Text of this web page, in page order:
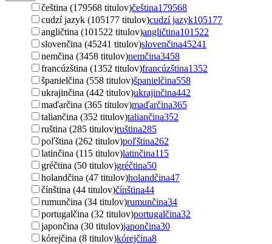
čeština (179568 titulov)čeština179568
cudzí jazyk (105177 titulov)cudzí jazyk105177
angličtina (101522 titulov)angličtina101522
slovenčina (45241 titulov)slovenčina45241
nemčina (3458 titulov)nemčina3458
francúzština (1352 titulov)francúzština1352
španielčina (558 titulov)španielčina558
ukrajinčina (442 titulov)ukrajinčina442
maďarčina (365 titulov)maďarčina365
taliančina (352 titulov)taliančina352
ruština (285 titulov)ruština285
poľština (262 titulov)poľština262
latinčina (115 titulov)latinčina115
gréčtina (50 titulov)gréčtina50
holandčina (47 titulov)holandčina47
čínština (44 titulov)čínština44
rumunčina (34 titulov)rumunčina34
portugalčina (32 titulov)portugalčina32
japončina (30 titulov)japončina30
kórejčina (8 titulov)kórejčina8